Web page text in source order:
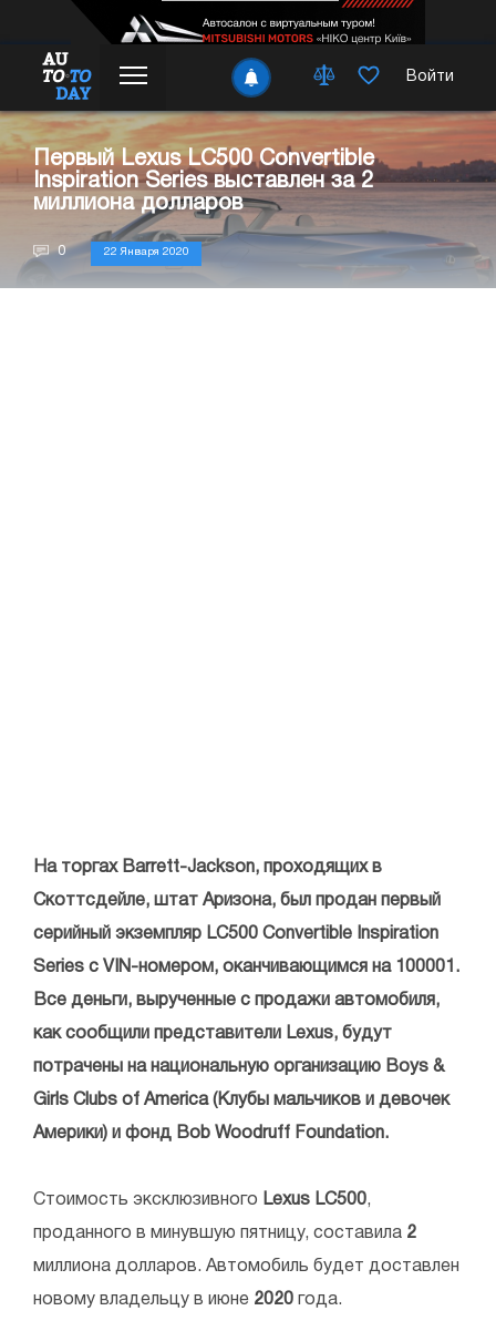
Войти
Первый Lexus LC500 Convertible
Inspiration Series выставлен за 2
миллиона долларов
0 22 Января 2020
На торгах Barrett-Jackson, проходящих в
Скоттсдейле, штат Аризона, был продан первый
серийный экземпляр LC500 Convertible Inspiration
Series с VIN-номером, оканчивающимся на 100001.
Все деньги, вырученные с продажи автомобиля,
как сообщили представители Lexus, будут
потрачены на национальную организацию Boys &
Girls Clubs of America (Клубы мальчиков и девочек
Америки) и фонд Bob Woodruff Foundation.
Стоимость эксклюзивного Lexus LC500,
проданного в минувшую пятницу, составила 2
миллиона долларов. Автомобиль будет доставлен
новому владельцу в июне 2020 года.